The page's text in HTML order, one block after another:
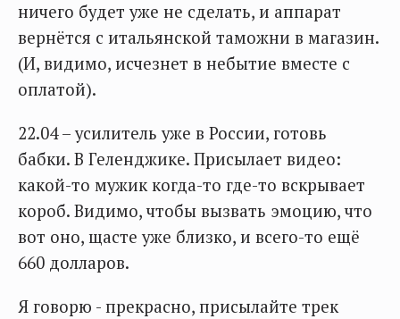
ничего будет уже не сделать, и аппарат
вернётся с итальянской таможни в магазин.
(И, видимо, исчезнет в небытие вместе с
оплатой).
22.04 – усилитель уже в России, готовь
бабки. В Геленджике. Присылает видео:
какой-то мужик когда-то где-то вскрывает
короб. Видимо, чтобы вызвать эмоцию, что
вот оно, щасте уже близко, и всего-то ещё
660 долларов.
Я говорю - прекрасно, присылайте трек